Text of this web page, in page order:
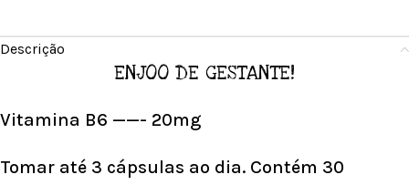
Descrição
ENJOO DE GESTANTE!
Vitamina B6 ——- 20mg
Tomar até 3 cápsulas ao dia. Contém 30